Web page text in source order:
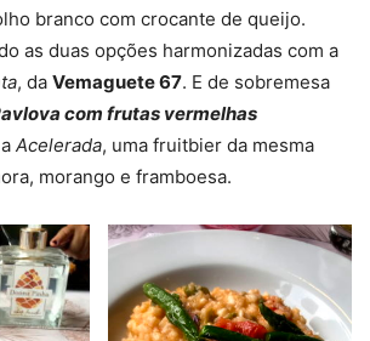
branco com crocante de queijo.
as duas opções harmonizadas com a
, da Vemaguete 67. E de sobremesa
com frutas vermelhas
Acelerada, uma fruitbier da mesma
morango e framboesa.